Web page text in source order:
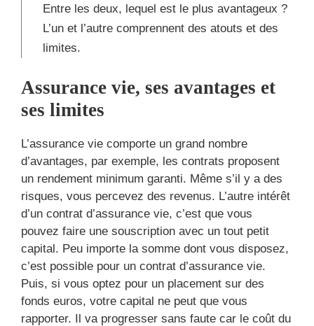
Entre les deux, lequel est le plus avantageux ?
L’un et l’autre comprennent des atouts et des
limites.
Assurance vie, ses avantages et
ses limites
L’assurance vie comporte un grand nombre
d’avantages, par exemple, les contrats proposent
un rendement minimum garanti. Même s’il y a des
risques, vous percevez des revenus. L’autre intérêt
d’un contrat d’assurance vie, c’est que vous
pouvez faire une souscription avec un tout petit
capital. Peu importe la somme dont vous disposez,
c’est possible pour un contrat d’assurance vie.
Puis, si vous optez pour un placement sur des
fonds euros, votre capital ne peut que vous
rapporter. Il va progresser sans faute car le coût du